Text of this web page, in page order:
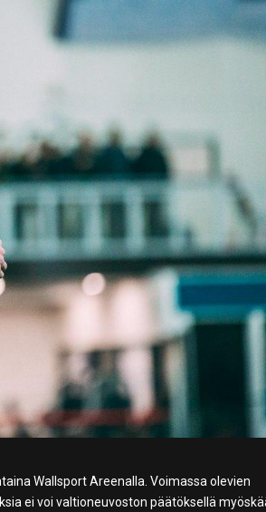
Wallsport Areenalla. Voimassa olevien
ei voi valtioneuvoston päätöksellä